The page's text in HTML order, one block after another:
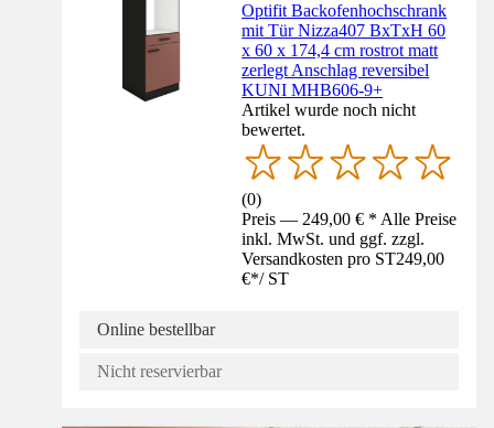
Optifit Backofenhochschrank
mit Tür Nizza407 BxTxH 60
x 60 x 174,4 cm rostrot matt
zerlegt Anschlag reversibel
KUNI MHB606-9+
Artikel wurde noch nicht
bewertet.
(0)
Preis — 249,00 € * Alle Preise
inkl. MwSt. und ggf. zzgl.
Versandkosten pro ST249,00
€*/ ST
Online bestellbar
Nicht reservierbar